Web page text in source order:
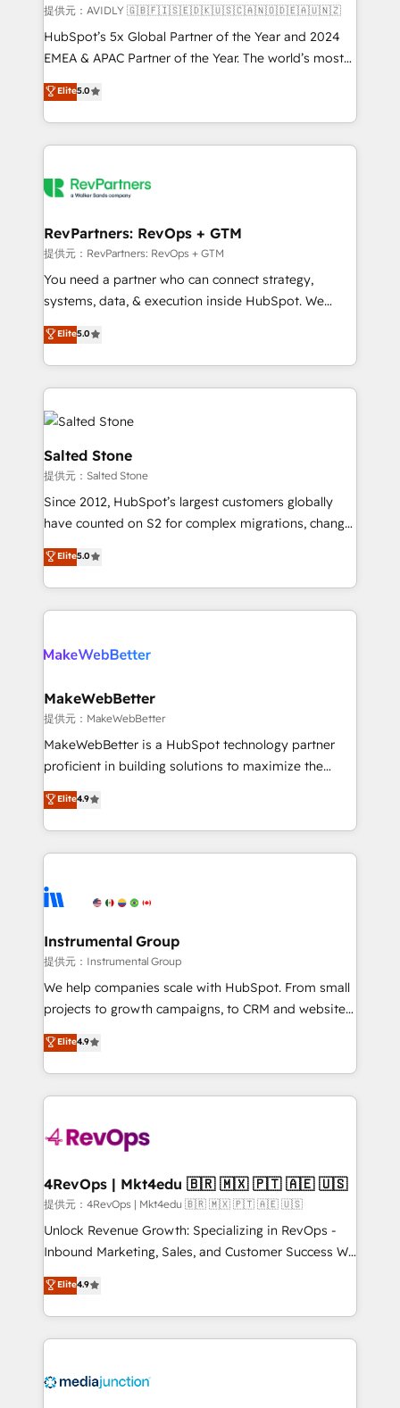
提供元：AVIDLY 🇬🇧🇫🇮🇸🇪🇩🇰🇺🇸🇨🇦🇳🇴🇩🇪🇦🇺🇳🇿
HubSpot’s 5x Global Partner of the Year and 2024
EMEA & APAC Partner of the Year. The world’s most
experienced and fully accredited HubSpot Solutions
Partner. 🚀 With 2,750+ HubSpot projects delivered
and 370+ specialists across EMEA, APAC and NAM,
we de-risk complex CRM programmes and
multi-region migrations to AI-powered automation,
scale. 🏆 HubSpot’s CEO called us “the partner of the
future.” Others agree it is proof of trust built through
measurable impact.
Elite5.0
RevPartners: RevOps + GTM
提供元：RevPartners: RevOps + GTM
You need a partner who can connect strategy,
systems, data, & execution inside HubSpot. We
bridge the gap where most agencies fall short by
combining GTM strategy with technical execution to
solve the right problem with the right solution. As the
only firm in the world to hold Elite Partner
Accreditations with both HubSpot and Clay, our
clients gain a unique advantage in CRM architecture,
pipeline generation, data intelligence, and go-to-
market execution. Why B2B Businesses Choose RP: -
Secure: Soc2 compliant 🛡️ - Pricing: Implementations
starting at $1,5k 💵 - Speed: Launch in 14 days ⚡ -
Scale: Fastest tiering Elite HubSpot Partner 🪴 -
technical agency for a growth problem. Hire a
Elite5.0
Salted Stone
提供元：Salted Stone
Since 2012, HubSpot’s largest customers globally
have counted on S2 for complex migrations, change
management, systems integration, and creative
solutions that deliver measurable impact and
transform brand experiences As one of the few full-
service creative agencies in the HubSpot
winning design to build scalable, globally
marketing campaigns, & RevOps frameworks that
fuel long-term success We connect the entire
customer lifecycle through seamless integrations,
ensure long-term adoption with change-
and service to drive sustainable growth With 6 key
HubSpot accreditations and experience across
teams has worked with clients just like you Let’s
explore whether S2 is the partner you’ve been
Elite5.0
MakeWebBetter
提供元：MakeWebBetter
MakeWebBetter is a HubSpot technology partner
proficient in building solutions to maximize the
operational efficiency of HubSpot. The fastest-
growing tech-enabler & facilitator, MakeWebBetter,
hands you the blend of HubSpot expertise &
eminent solutions & integrations. Trust us to
Elite Partners with 10+ years of HubSpot experience
Premier Partner 2023 🌟5 HubSpot Accreditations 🌟
Won HubSpot Theme Challenge 2021 🌟INBOUND’19
HubSpot Rising Star Why us? Harnessing the full
potential of the powerful HubSpot CRM. ✔️A team of
HubSpot experience ✔️Flexible pricing models —
Hourly-fee (assigned one Dedicated HubSpot
requirement). ✔️Helped over 25,000+ customers so
far with our HubSpot solutions. ✔️Bespoke apps &
on-demand bundle services. Connect with us today!
Elite4.9
Instrumental Group
提供元：Instrumental Group
We help companies scale with HubSpot. From small
projects to growth campaigns, to CRM and websites.
Hire an agency that's experienced in every inch of
HubSpot and willing to work hand-in-hand with your
team to simplify the complex and build a better
experience for your team and customers.
Elite4.9
4RevOps | Mkt4edu 🇧🇷 🇲🇽 🇵🇹 🇦🇪 🇺🇸
提供元：4RevOps | Mkt4edu 🇧🇷 🇲🇽 🇵🇹 🇦🇪 🇺🇸
Unlock Revenue Growth: Specializing in RevOps -
Inbound Marketing, Sales, and Customer Success We
specialize in driving revenue growth for companies
across industries through tailored marketing, sales,
and customer success strategies, utilizing RevOps
methodologies. As Latin America's largest HubSpot
offer unparalleled insights. Operating in five
Elite4.9